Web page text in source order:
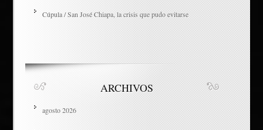
Cúpula / San José Chiapa, la crisis que pudo evitarse
ARCHIVOS
agosto 2026